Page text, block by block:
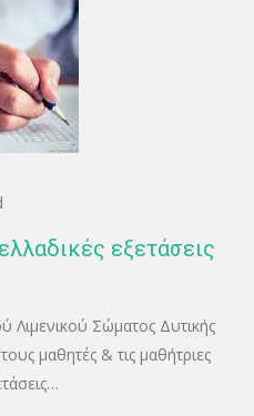
εξετάσεις
Σώματος Δυτικής
μαθητές & τις μαθήτριες